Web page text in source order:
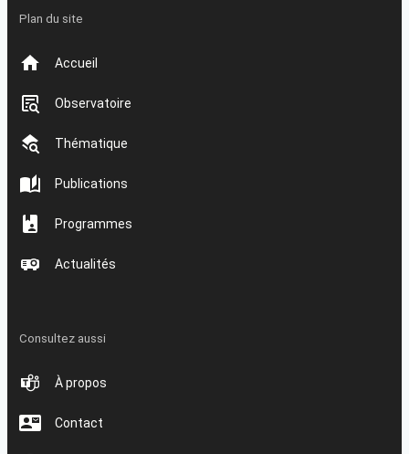
Plan du site
Accueil
Observatoire
Thématique
Publications
Programmes
Actualités
Consultez aussi
À propos
Contact